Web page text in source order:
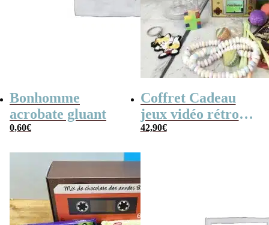
Bonhomme
acrobate gluant
0,60€
Coffret Cadeau
jeux vidéo rétro
(avec sa console de
42,90€